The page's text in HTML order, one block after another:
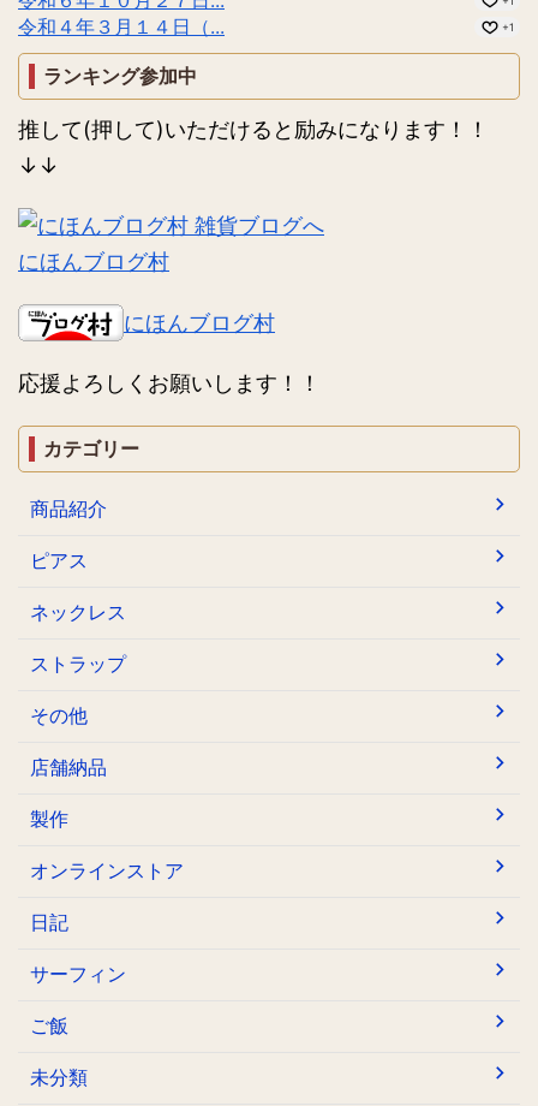
令和４年３月１４日（... +1
ランキング参加中
推して(押して)いただけると励みになります！！
↓↓
にほんブログ村
にほんブログ村
応援よろしくお願いします！！
カテゴリー
商品紹介
ピアス
ネックレス
ストラップ
その他
店舗納品
製作
オンラインストア
日記
サーフィン
ご飯
未分類